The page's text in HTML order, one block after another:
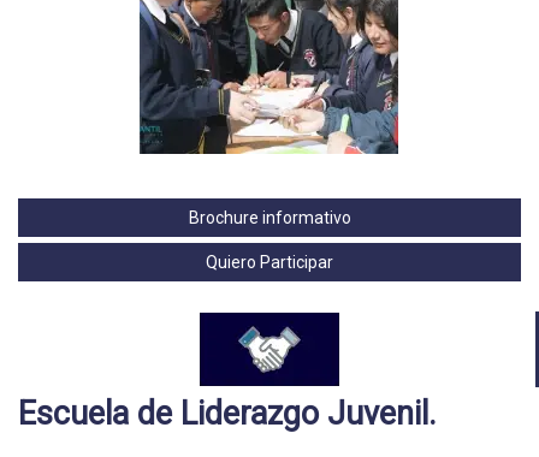
Brochure informativo
Quiero Participar
Escuela de Liderazgo Juvenil.